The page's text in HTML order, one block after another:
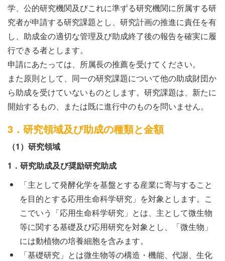
学、公的研究機関及びこれに準ずる研究機関に所属する研
究者が申請する研究課題とし、研究計画の推進に責任を有
し、助成金の適切な管理及び助成終了後の報告を確実に履
行できる者とします。
申請にあたっては、所属長の推薦を受けてください。
また原則として、同一の研究課題について他の助成財団か
ら助成を受けていないものとします。研究課題は、新たに
開始するもの、または既に進行中のものを問いません。
3．研究領域及び助成の種類と金額
（1 ）研究領域
1 ．研究助成及び奨励研究助成
「主として発酵化学を基盤とする産業に寄与すること
を目的とする応用生命科学研究」を対象とします。こ
こでいう「応用生命科学研究」とは、主として微生物
等に関する基礎及び応用研究を対象とし、「微生物」
には動植物の培養細胞を含みます。
「基礎研究」とは微生物等の構造・機能、代謝、生化